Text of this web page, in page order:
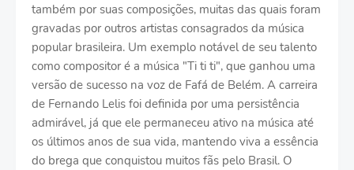
também por suas composições, muitas das quais foram
gravadas por outros artistas consagrados da música
popular brasileira. Um exemplo notável de seu talento
como compositor é a música "Ti ti ti", que ganhou uma
versão de sucesso na voz de Fafá de Belém. A carreira
de Fernando Lelis foi definida por uma persistência
admirável, já que ele permaneceu ativo na música até
os últimos anos de sua vida, mantendo viva a essência
do brega que conquistou muitos fãs pelo Brasil. O